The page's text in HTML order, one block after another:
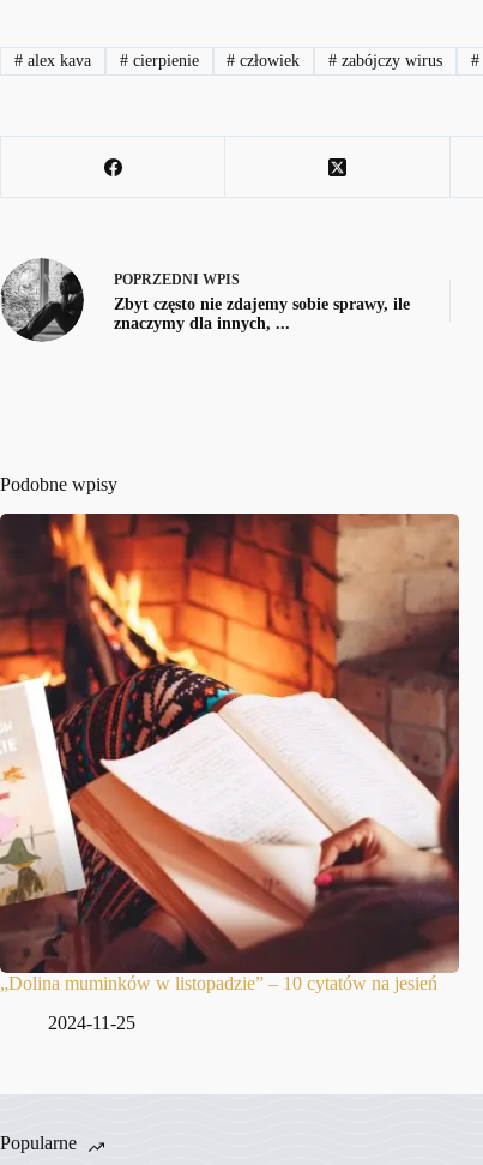
#alex kava #cierpienie # człowiek # zabójczy wirus #
POPRZEDNI WPIS
Zbyt często nie zdajemy sobie sprawy, ile
znaczymy dla innych, ...
Podobne wpisy
„Dolina muminków w listopadzie” – 10 cytatów na jesień
2024-11-25
Popularne